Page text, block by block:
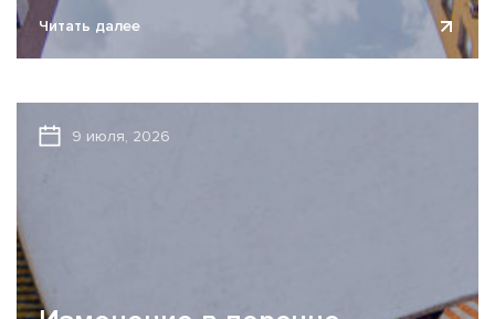
Обзор новостей законодательства представлен по
состоянию на 23.07.2026. Регистрация организации и
блокировка счетов С 01.01.2026 в соответствии с
Читать далее
9 июля, 2026